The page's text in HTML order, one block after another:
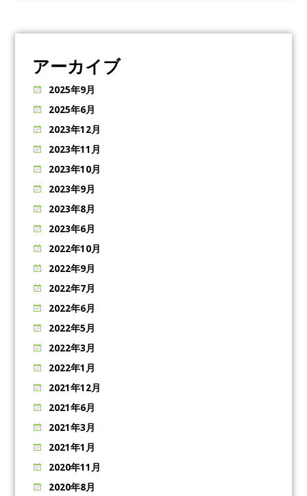
アーカイブ
2025年9月
2025年6月
2023年12月
2023年11月
2023年10月
2023年9月
2023年8月
2023年6月
2022年10月
2022年9月
2022年7月
2022年6月
2022年5月
2022年3月
2022年1月
2021年12月
2021年6月
2021年3月
2021年1月
2020年11月
2020年8月